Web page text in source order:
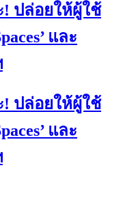
ปล่อยให้ผู้ใช้
และ
ปล่อยให้ผู้ใช้
และ